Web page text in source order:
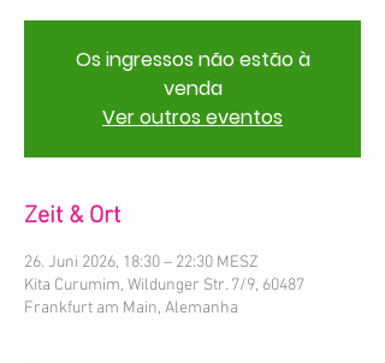
Os ingressos não estão à
venda
Ver outros eventos
Zeit & Ort
26. Juni 2026, 18:30 – 22:30 MESZ
Kita Curumim, Wildunger Str. 7/9, 60487
Frankfurt am Main, Alemanha